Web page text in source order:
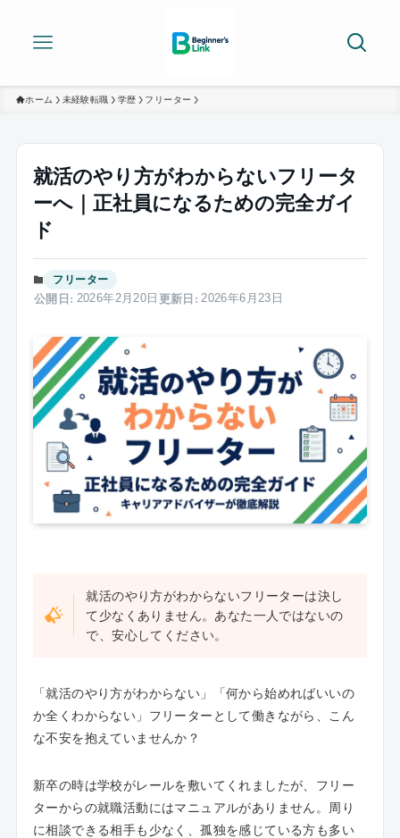
ホーム 未経験転職 学歴 フリーター
就活のやり方がわからないフリータ
ーへ｜正社員になるための完全ガイ
ド
フリーター
2026年2月20日 2026年6月23日
就活のやり方がわからないフリーターは決し
て少なくありません。あなた一人ではないの
で、安心してください。
「就活のやり方がわからない」「何から始めればいいの
か全くわからない」フリーターとして働きながら、こん
な不安を抱えていませんか？
新卒の時は学校がレールを敷いてくれましたが、フリー
ターからの就職活動にはマニュアルがありません。周り
に相談できる相手も少なく、孤独を感じている方も多い